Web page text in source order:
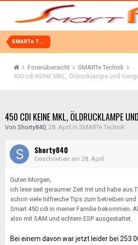
SMARTe Technik
Forenübersicht
SMARTe Technik
450 cdi KEINE MKL, Öldrucklampe und
450 CDI KEINE MKL, ÖLDRUCKLAMPE
Von Shorty840, 28. April in SMARTe Technik
Shorty840
Geschrieben am 28. April
Guten Morgen,
ich lese seit geraumer Zeit mit und habe aus
schon viele hilfreiche Tips zum betreiben
Smart 450 cdi in meiner Familie bekommen.
also mit SAM und echtem ESP ausgestattet.
Bei einem davon war jetzt leider bei